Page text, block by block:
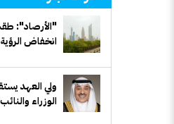
"الأرصاد":
انخفاض الرؤية
ولي العهد
الوزراء